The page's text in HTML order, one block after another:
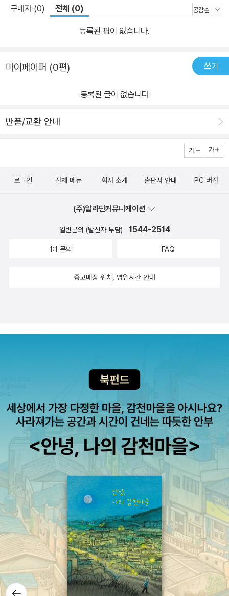
구매자 (0) 전체 (0)
등록된 평이 없습니다.
마이페이퍼 (0편) 쓰기
등록된 글이 없습니다
반품/교환 안내
뒤로가
로그인 전체 메뉴 회사 소개 출판사 안내 PC 버전
(주)알라딘커뮤니케이션
일반문의 (발신자 부담) 1544-2514
1:1 문의 FAQ
중고매장 위치, 영업시간 안내